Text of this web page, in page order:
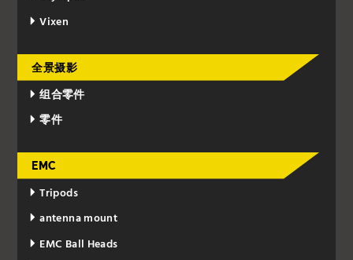
Vixen
全景摄影
组合零件
零件
EMC
Tripods
antenna mount
EMC Ball Heads